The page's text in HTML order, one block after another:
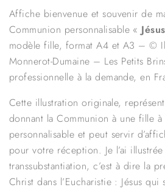
Affiche bienvenue et souvenir de
Communion personnalisable «
modèle fille, format A4 et A3 – ©
Monnerot-Dumaine – Les Petits
professionnelle à la demande, en
Cette illustration originale,
donnant la Communion à une fille à
personnalisable et peut servir
pour votre réception. Je l’ai
transsubstantiation, c’est à dire la
Christ dans l’Eucharistie : Jésus